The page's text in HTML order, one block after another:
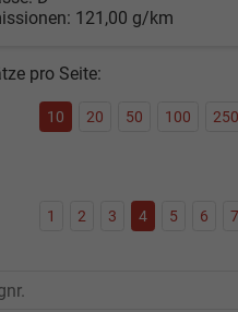
121,00 g/km
pro Seite:
10 20 50 100 250
1 2 3 4 5 6 7